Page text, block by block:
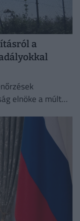
a
elnöke a múlt